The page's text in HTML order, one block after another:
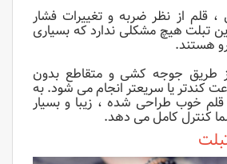
، قلم از نظر ضربه و تغییرات فشار
تبلت هیچ مشکلی ندارد که بسیاری
هستند.
طریق جوجه کشی و متقاطع بدون
کندتر یا سریعتر انجام می شود. به
خوب طراحی شده ، زیبا و بسیار
کنترل کامل می دهد.